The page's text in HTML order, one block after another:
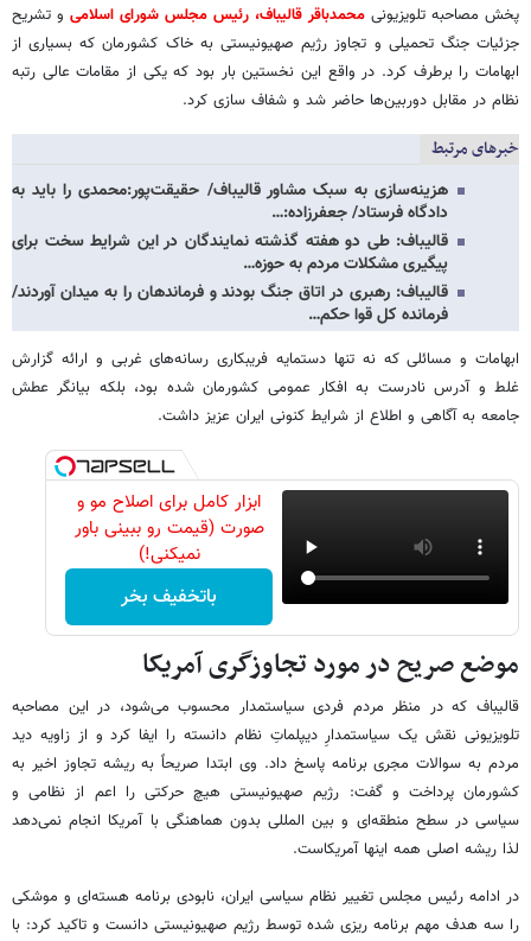
پخش مصاحبه تلویزیونی محمدباقر قالیباف، رئیس مجلس شورای اسلامی و تشریح
جزئیات جنگ تحمیلی و تجاوز رژیم صهیونیستی به خاک کشورمان که بسیاری از
ابهامات را برطرف کرد. در واقع این نخستین بار بود که یکی از مقامات عالی رتبه
نظام در مقابل دوربین‌ها حاضر شد و شفاف سازی کرد.
خبرهای مرتبط
هزینه‌سازی به سبک مشاور قالیباف/ حقیقت‌پور:محمدی را باید به
دادگاه فرستاد/ جعفرزاده:…
قالیباف: طی دو هفته گذشته نمایندگان در این شرایط سخت برای
پیگیری مشکلات مردم به حوزه…
قالیباف: رهبری در اتاق جنگ بودند و فرماندهان را به میدان آوردند/
فرمانده کل قوا حکم…
ابهامات و مسائلی که نه تنها دستمایه فریبکاری رسانه‌های غربی و ارائه گزارش
غلط و آدرس نادرست به افکار عمومی کشورمان شده بود، بلکه بیانگر عطش
جامعه به آگاهی و اطلاع از شرایط کنونی ایران عزیز داشت.
ابزار کامل برای اصلاح مو و
صورت (قیمت رو ببینی باور
نمیکنی!)
باتخفیف بخر
موضع صریح در مورد تجاوزگری آمریکا
قالیباف که در منظر مردم فردی سیاستمدار محسوب می‌شود، در این مصاحبه
تلویزیونی نقش یک سیاستمدارِ دیپلماتِ نظام دانسته را ایفا کرد و از زاویه دید
مردم به سوالات مجری برنامه پاسخ داد. وی ابتدا صریحاً به ریشه تجاوز اخیر به
کشورمان پرداخت و گفت: رژیم صهیونیستی هیچ حرکتی را اعم از نظامی و
سیاسی در سطح منطقه‌ای و بین المللی بدون هماهنگی با آمریکا انجام نمی‌دهد
لذا ریشه اصلی همه اینها آمریکاست.
در ادامه رئیس مجلس تغییر نظام سیاسی ایران، نابودی برنامه هسته‌ای و موشکی
را سه هدف مهم برنامه ریزی شده توسط رژیم صهیونیستی دانست و تاکید کرد: با